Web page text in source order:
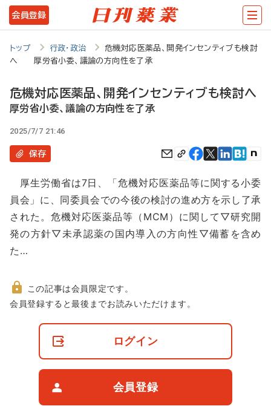
メ
イ
テ
ツ
に
動
会員登録
トップ 行政・政治
危機対応医薬品、開発インセンティブも検討
へ 厚労省小委、議論の方向性を了承
危機対応医薬品、開発インセンティブも検討へ
厚労省小委、議論の方向性を了承
2025/7/7 21:46
保存
厚生労働省は7日、「危機対応医薬品等に関する小委
員会」に、同委員会での今後の検討の進め方を示し了承
された。危機対応医薬品等（MCM）に関して▽研究開
発の方針▽未承認薬の国内導入の方向性▽備蓄を含め
た…
非
この記事は会員限定です。
会員登録すると最後までお読みいただけます。
ログイン
会員登録